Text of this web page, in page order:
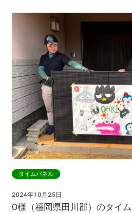
タイムパネル
2024年10月25日
O様（福岡県田川郡）のタイ